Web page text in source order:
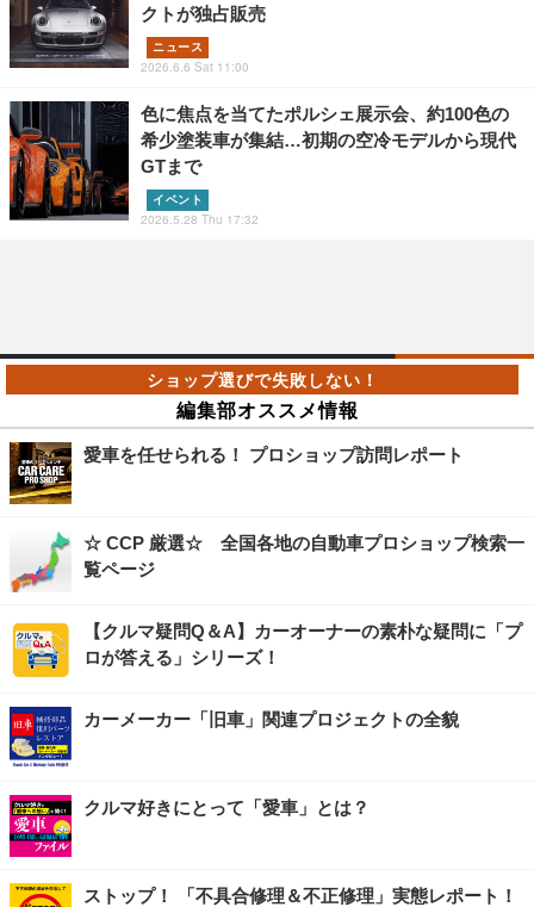
クトが独占販売
ニュース
2026.6.6 Sat 11:00
色に焦点を当てたポルシェ展示会、約100色の
希少塗装車が集結…初期の空冷モデルから現代
GTまで
イベント
2026.5.28 Thu 17:32
編集部オススメ情報
愛車を任せられる！ プロショップ訪問レポート
☆ CCP 厳選☆ 全国各地の自動車プロショップ検索一
覧ページ
【クルマ疑問Q＆A】カーオーナーの素朴な疑問に「プ
ロが答える」シリーズ！
カーメーカー「旧車」関連プロジェクトの全貌
クルマ好きにとって「愛車」とは？
ストップ！ 「不具合修理＆不正修理」実態レポート！